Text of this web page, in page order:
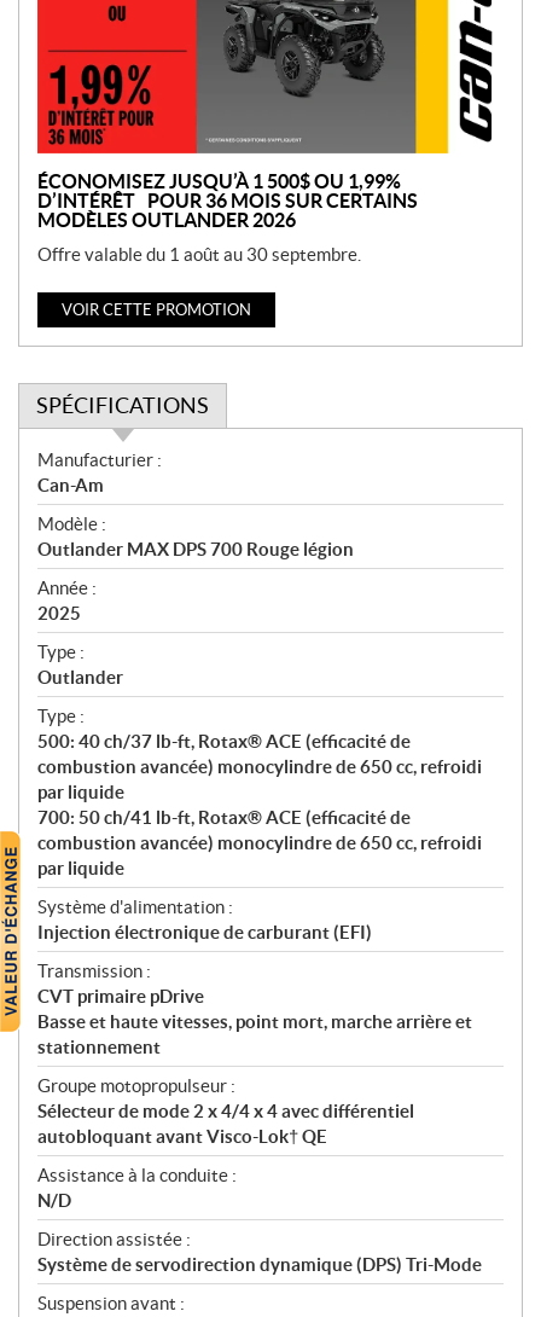
o
n
ÉCONOMISEZ JUSQU’À 1 500$ OU 1,99%
D’INTÉRÊT POUR 36 MOIS SUR CERTAINS
MODÈLES OUTLANDER 2026
Offre valable du 1 août au 30 septembre.
VOIR CETTE PROMOTION
SPÉCIFICATIONS
S
p
é
c
i
f
i
c
a
t
i
o
n
s
Manufacturier :
Can-Am
Modèle :
Outlander MAX DPS 700 Rouge légion
Année :
2025
Type :
Outlander
Type :
500: 40 ch/37 lb-ft, Rotax® ACE (efficacité de
combustion avancée) monocylindre de 650 cc, refroidi
par liquide
700: 50 ch/41 lb-ft, Rotax® ACE (efficacité de
combustion avancée) monocylindre de 650 cc, refroidi
par liquide
Système d'alimentation :
Injection électronique de carburant (EFI)
Transmission :
CVT primaire pDrive
Basse et haute vitesses, point mort, marche arrière et
stationnement
Groupe motopropulseur :
Sélecteur de mode 2 x 4/4 x 4 avec différentiel
autobloquant avant Visco-Lok† QE
Assistance à la conduite :
N/D
Direction assistée :
Système de servodirection dynamique (DPS) Tri-Mode
Suspension avant :